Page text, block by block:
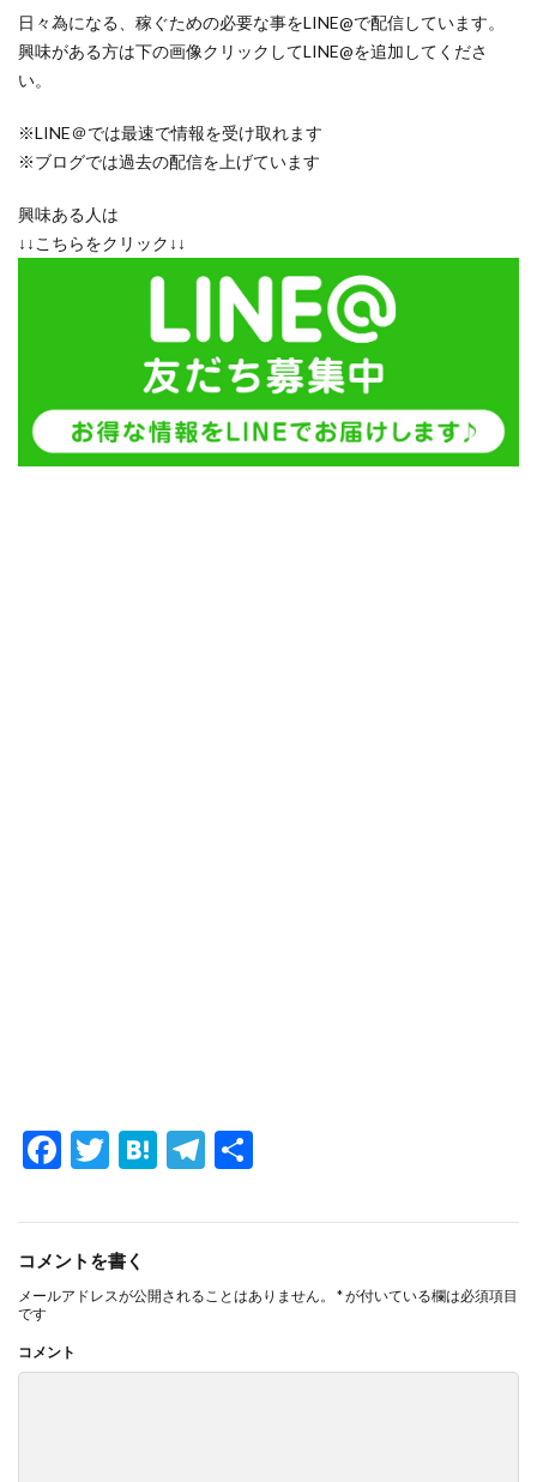
日々為になる、稼ぐための必要な事をLINE@で配信しています。
興味がある方は下の画像クリックしてLINE@を追加してくださ
い。
※LINE＠では最速で情報を受け取れます
※ブログでは過去の配信を上げています
興味ある人は
↓↓こちらをクリック↓↓
F
e
b
o
o
k
T
itt
er
H
e
a
T
e
a
コメントを書く
メールアドレスが公開されることはありません。 *が付いている欄は必須項目
です
コメント